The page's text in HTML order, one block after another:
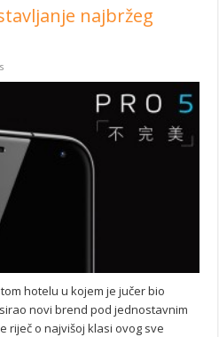
najbržeg
hotelu u kojem je jučer bio
novi brend pod jednostavnim
riječ o najvišoj klasi ovog sve